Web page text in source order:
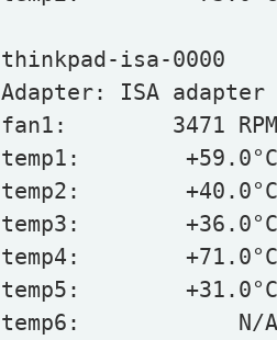
thinkpad-isa-0000
Adapter: ISA adapter
fan1: 3471
temp1:
temp2:
temp3:
temp4:
temp5:
temp6: N/